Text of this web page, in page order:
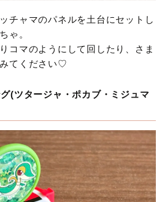
チャマのパネルを土台にセットし
ゃ。
コマのようにして回したり、さま
てください♡
(ツタージャ・ポカブ・ミジュマ